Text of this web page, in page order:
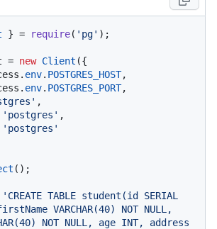
} = require( 'pg' );
= new Client ({
env. POSTGRES_HOST,
env. POSTGRES_PORT,
,
'postgres' ,
'postgres'
();
'CREATE TABLE student(id SERIAL
VARCHAR(40) NOT NULL,
NOT NULL, age INT, address